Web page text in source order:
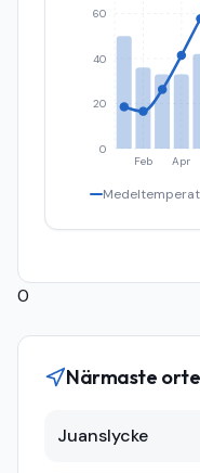
Feb Apr
0
20
40
60
0
Närmaste
Juanslycke